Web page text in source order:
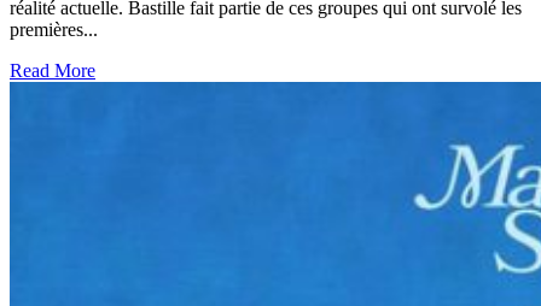
réalité actuelle. Bastille fait partie de ces groupes qui ont survolé les
premières...
Read More